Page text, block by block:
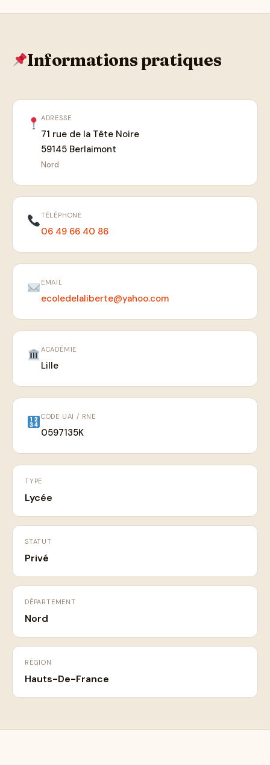
Informations pratiques
ADRESSE
71 rue de la Tête Noire
59145 Berlaimont
Nord
TÉLÉPHONE
06 49 66 40 86
EMAIL
ecoledelaliberte@yahoo.com
ACADÉMIE
Lille
CODE UAI / RNE
0597135K
TYPE
Lycée
STATUT
Privé
DÉPARTEMENT
Nord
RÉGION
Hauts-De-France